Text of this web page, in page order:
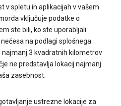
v spletu in aplikacijah v vašem
vključuje podatke o
ste bili, ko ste uporabljali
na podlagi splošnega
3 kvadratnih kilometrov
ne predstavlja lokacij najmanj
zasebnost.
ustrezne lokacije za